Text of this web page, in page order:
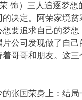
饰）三人追逐梦想
决定。阿荣家境贫
要追求自己的梦
公司发现做了自
哥哥和朋友。这
张国荣身上：结